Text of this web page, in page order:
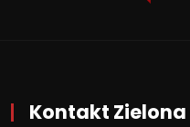
Kontakt Zielona